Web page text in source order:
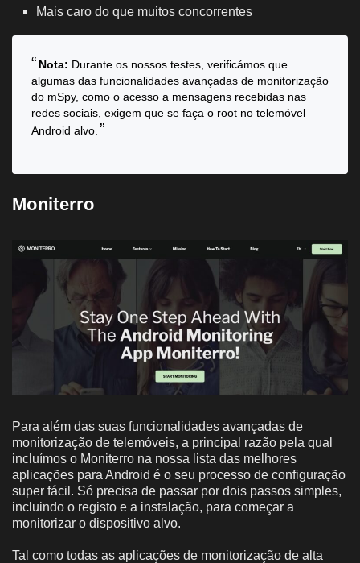
Mais caro do que muitos concorrentes
Nota: Durante os nossos testes, verificámos que
algumas das funcionalidades avançadas de monitorização
do mSpy, como o acesso a mensagens recebidas nas
redes sociais, exigem que se faça o root no telemóvel
Android alvo.
Moniterro
Para além das suas funcionalidades avançadas de
monitorização de telemóveis, a principal razão pela qual
incluímos o Moniterro na nossa lista das melhores
aplicações para Android é o seu processo de configuração
super fácil. Só precisa de passar por dois passos simples,
incluindo o registo e a instalação, para começar a
monitorizar o dispositivo alvo.
Tal como todas as aplicações de monitorização de alta